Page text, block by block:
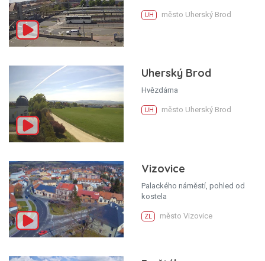
UH město Uherský Brod
Uherský Brod
Hvězdárna
UH město Uherský Brod
Vizovice
Palackého náměstí, pohled od
kostela
ZL město Vizovice